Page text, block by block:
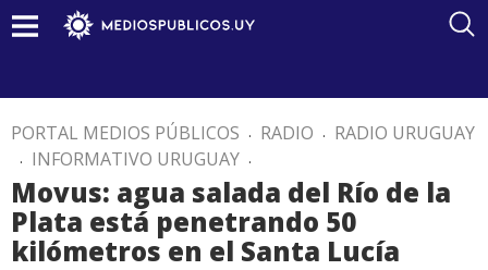
PORTAL MEDIOS PÚBLICOS . RADIO . RADIO URUGUAY
. INFORMATIVO URUGUAY .
Movus: agua salada del Río de la
Plata está penetrando 50
kilómetros en el Santa Lucía